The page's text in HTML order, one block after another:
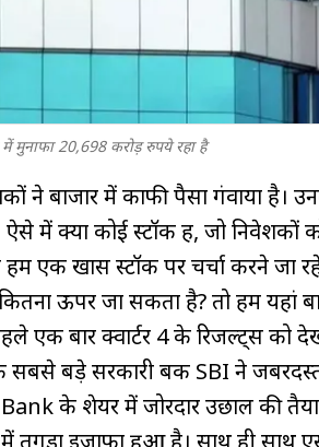
मुनाफा 20,698 करोड़ रुपये रहा है
ने बाजार में काफी पैसा गंवाया है। उनके
में क्या कोई स्टॉक हैं, जो निवेशकों
एक खास स्टॉक पर चर्चा करने जा
ऊपर जा सकता है? तो हम
एक बार क्वार्टर 4 के रिजल्ट्स को
सबसे बड़े सरकारी बैंक SBI ने
के शेयर में जोरदार उछाल की
तगड़ा इजाफा हुआ है। साथ ही साथ